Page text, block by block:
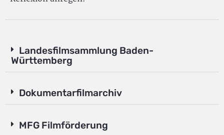
Landesfilmsammlung Baden-
Württemberg
Dokumentarfilmarchiv
MFG Filmförderung